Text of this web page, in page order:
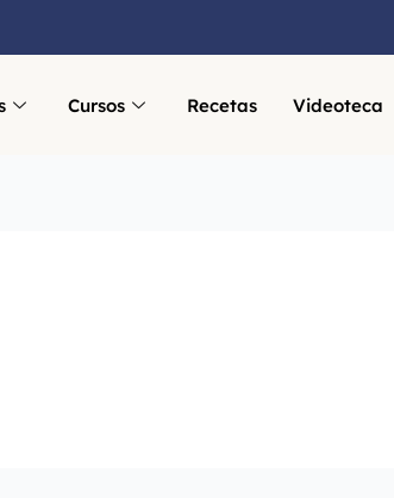
Cursos Recetas Videoteca